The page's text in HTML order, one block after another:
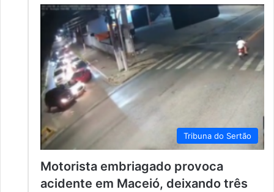
Tribuna do Sertão
Motorista embriagado provoca
acidente em Maceió, deixando três